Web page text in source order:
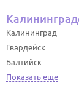
Калининград
Гвардейск
Балтийск
Показать еще